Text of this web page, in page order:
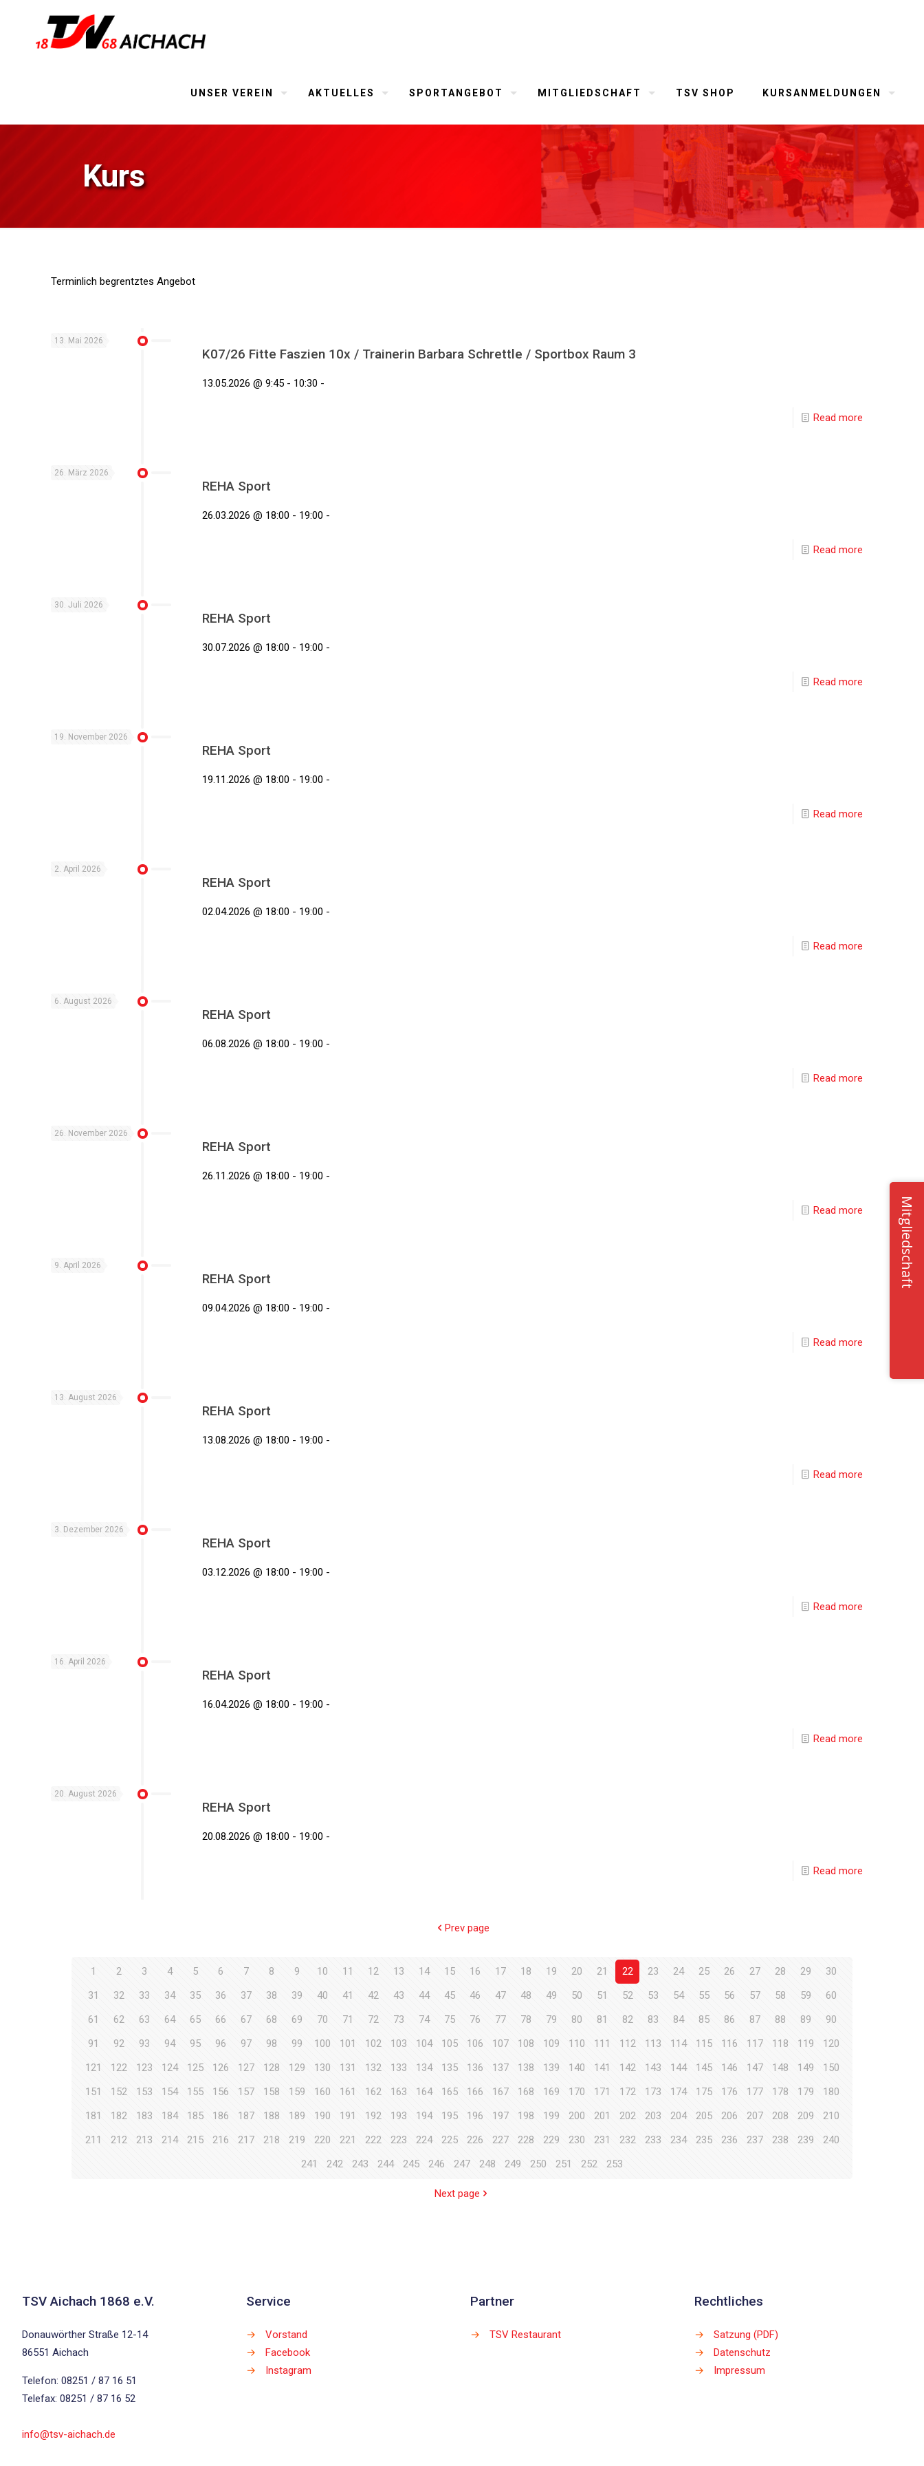
UNSER VEREIN AKTUELLES SPORTANGEBOT MITGLIEDSCHAFT TSV SHOP KURSANMELDUNGEN
Kurs
Terminlich begrentztes Angebot
13. Mai 2026
K07/26 Fitte Faszien 10x / Trainerin Barbara Schrettle / Sportbox Raum 3
13.05.2026 @ 9:45 - 10:30 -
Read more
26. März 2026
REHA Sport
26.03.2026 @ 18:00 - 19:00 -
Read more
30. Juli 2026
REHA Sport
30.07.2026 @ 18:00 - 19:00 -
Read more
19. November 2026
REHA Sport
19.11.2026 @ 18:00 - 19:00 -
Read more
2. April 2026
REHA Sport
02.04.2026 @ 18:00 - 19:00 -
Read more
6. August 2026
REHA Sport
06.08.2026 @ 18:00 - 19:00 -
Read more
26. November 2026
REHA Sport
26.11.2026 @ 18:00 - 19:00 -
Read more
9. April 2026
REHA Sport
09.04.2026 @ 18:00 - 19:00 -
Read more
13. August 2026
REHA Sport
13.08.2026 @ 18:00 - 19:00 -
Read more
3. Dezember 2026
REHA Sport
03.12.2026 @ 18:00 - 19:00 -
Read more
16. April 2026
REHA Sport
16.04.2026 @ 18:00 - 19:00 -
Read more
20. August 2026
REHA Sport
20.08.2026 @ 18:00 - 19:00 -
Read more
Prev page
1 2 3 4 5 6 7 8 9 10 11 12 13 14 15 16 17 18 19 20 21 22 23 24 25 26 27 28 29
30
31
32 33 34 35 36 37 38 39 40 41 42 43 44 45 46 47 48 49 50 51 52 53 54 55 56 57 58 59
60
61
62 63 64 65 66 67 68 69 70 71 72 73 74 75 76 77 78 79 80 81 82 83 84 85 86 87 88 89
90
91
92 93 94 95 96 97 98 99 100 101 102 103 104 105 106 107 108 109 110 111 112 113 114 115 116 117 118 119
120
121
122 123 124 125 126 127 128 129 130 131 132 133 134 135 136 137 138 139 140 141 142 143 144 145 146 147 148 149
150
151
152 153 154 155 156 157 158 159 160 161 162 163 164 165 166 167 168 169 170 171 172 173 174 175 176 177 178 179
180
181
182 183 184 185 186 187 188 189 190 191 192 193 194 195 196 197 198 199 200 201 202 203 204 205 206 207 208 209
210
211
212 213 214 215 216 217 218 219 220 221 222 223 224 225 226 227 228 229 230 231 232 233 234 235 236 237 238 239
240
241
242 243 244 245 246 247 248 249 250 251 252 253
Next page
TSV Aichach 1868 e.V.
Donauwörther Straße 12-14
86551 Aichach
Telefon: 08251 / 87 16 51
Telefax: 08251 / 87 16 52
info@tsv-aichach.de
Service
→
Vorstand
→
Facebook
→
Instagram
Partner
→ TSV Restaurant
Rechtliches
→
Satzung (PDF)
→
Datenschutz
→
Impressum
Mitgliedschaft